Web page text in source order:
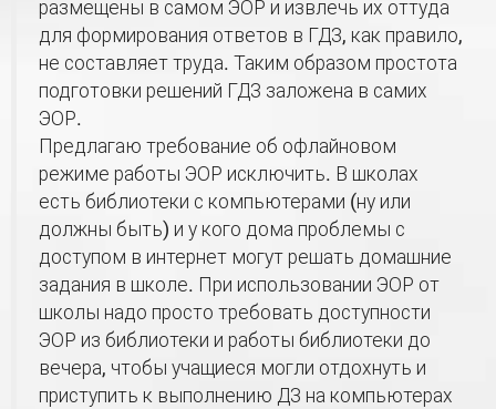
размещены в самом ЭОР и извлечь их оттуда
для формирования ответов в ГДЗ, как правило,
не составляет труда. Таким образом простота
подготовки решений ГДЗ заложена в самих
ЭОР.
Предлагаю требование об офлайновом
режиме работы ЭОР исключить. В школах
есть библиотеки с компьютерами (ну или
должны быть) и у кого дома проблемы с
доступом в интернет могут решать домашние
задания в школе. При использовании ЭОР от
школы надо просто требовать доступности
ЭОР из библиотеки и работы библиотеки до
вечера, чтобы учащиеся могли отдохнуть и
приступить к выполнению ДЗ на компьютерах